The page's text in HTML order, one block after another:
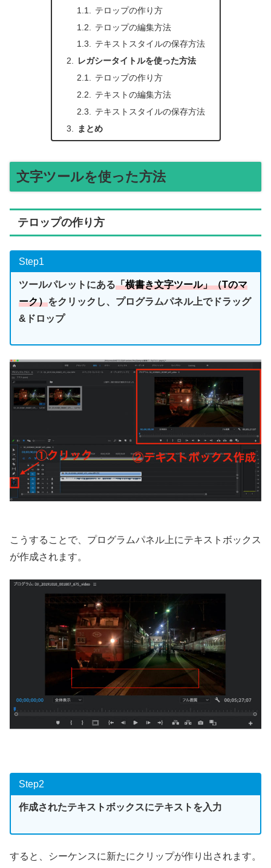
テロップの作り方
テロップの編集方法
テキストスタイルの保存方法
レガシータイトルを使った方法
テロップの作り方
テキストの編集方法
テキストスタイルの保存方法
まとめ
文字ツールを使った方法
テロップの作り方
Step1
ツールパレットにある「横書き文字ツール」（Tのマ
ーク）をクリックし、プログラムパネル上でドラッグ
&ドロップ
こうすることで、プログラムパネル上にテキストボックス
が作成されます。
Step2
作成されたテキストボックスにテキストを入力
すると、シーケンスに新たにクリップが作り出されます。